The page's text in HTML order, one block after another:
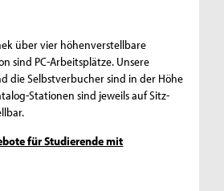
über vier höhenverstellbare
sind PC-Arbeitsplätze. Unsere
die Selbstverbucher sind in der Höhe
Stationen sind jeweils auf Sitz-
für Studierende mit